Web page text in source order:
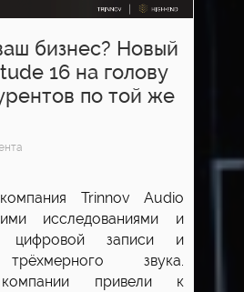
бизнес? Новый
16 на голову
по той же
Trinnov Audio
исследованиями и
цифровой записи и
звука.
компании привели к